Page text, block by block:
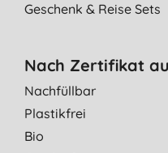
Geschenk & Reise Sets
Nach Zertifikat
Nachfüllbar
Plastikfrei
Bio